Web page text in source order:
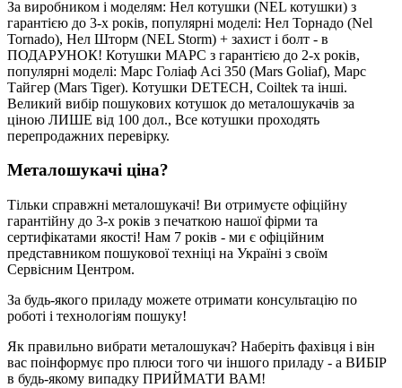
За виробником і моделям: Нел котушки (NEL котушки) з
гарантією до 3-х років, популярні моделі: Нел Торнадо (Nel
Tornado), Нел Шторм (NEL Storm) + захист і болт - в
ПОДАРУНОК! Котушки МАРС з гарантією до 2-х років,
популярні моделі: Марс Голіаф Асі 350 (Mars Goliaf), Марс
Тайгер (Mars Tiger). Котушки DETECH, Coiltek та інші.
Великий вибір пошукових котушок до металошукачів за
ціною ЛИШЕ від 100 дол., Все котушки проходять
перепродажних перевірку.
Металошукачі ціна?
Тільки справжні металошукачі! Ви отримуєте офіційну
гарантійну до 3-х років з печаткою нашої фірми та
сертифікатами якості! Нам 7 років - ми є офіційним
представником пошукової техніці на Україні з своїм
Сервісним Центром.
За будь-якого приладу можете отримати консультацію по
роботі і технологіям пошуку!
Як правильно вибрати металошукач? Наберіть фахівця і він
вас поінформує про плюси того чи іншого приладу - а ВИБІР
в будь-якому випадку ПРИЙМАТИ ВАМ!